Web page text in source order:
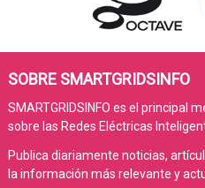
SOBRE SMARTGRIDSINFO
SMARTGRIDSINFO es el principal
sobre las Redes Eléctricas
Publica diariamente noticias,
la información más relevante y